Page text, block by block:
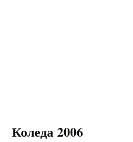
Коледа 2006